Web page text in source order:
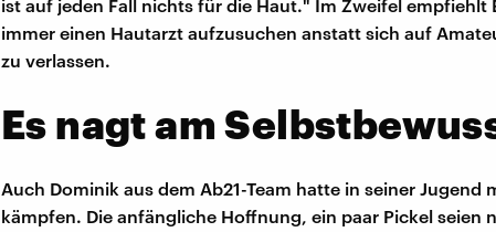
ist auf jeden Fall nichts für die Haut." Im Zweifel empfiehlt
immer einen Hautarzt aufzusuchen anstatt sich auf
zu verlassen.
Es nagt am
Auch Dominik aus dem Ab21-Team hatte in seiner Jugend
kämpfen. Die anfängliche Hoffnung, ein paar Pickel seien